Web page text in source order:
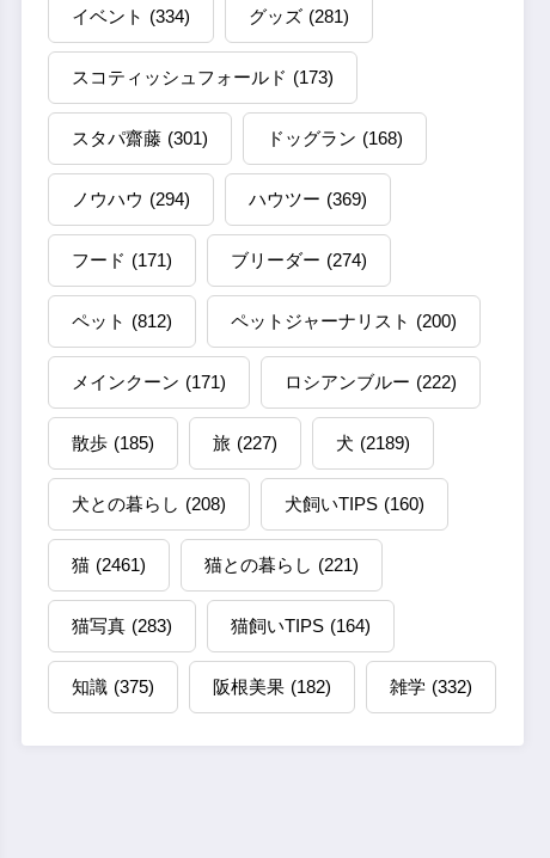
イベント (334) グッズ (281)
スコティッシュフォールド (173)
スタパ齋藤 (301) ドッグラン (168)
ノウハウ (294) ハウツー (369)
フード (171) ブリーダー (274)
ペット (812) ペットジャーナリスト (200)
メインクーン (171) ロシアンブルー (222)
散歩 (185) 旅 (227) 犬 (2189)
犬との暮らし (208) 犬飼いTIPS (160)
猫 (2461) 猫との暮らし (221)
猫写真 (283) 猫飼いTIPS (164)
知識 (375) 阪根美果 (182) 雑学 (332)